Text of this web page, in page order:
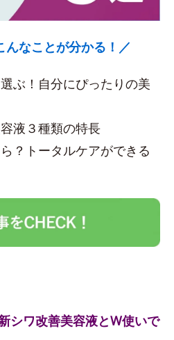
んなことが分かる！／
ぶ！自分にぴったりの美
液３種類の特長
？トータルケアができる
シワ改善美容液とW使いで